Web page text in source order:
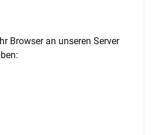
Browser an unseren Server